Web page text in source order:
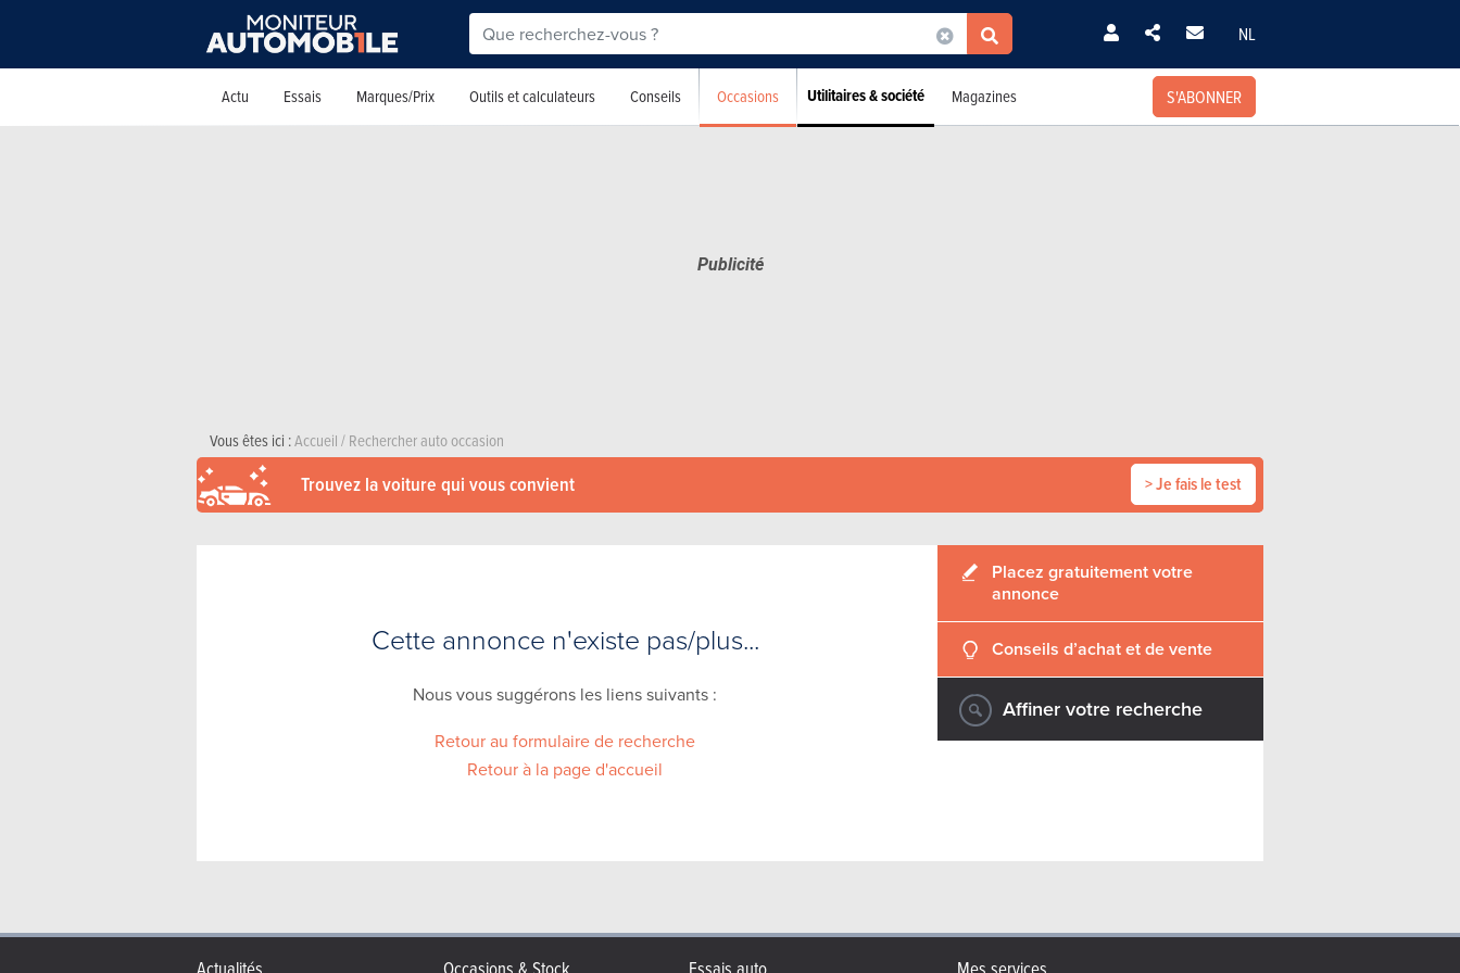
NL
Actu Essais Marques/Prix Outils et calculateurs Conseils Occasions Utilitaires & société Magazines S'ABONNER
Vous êtes ici :Accueil/Rechercher auto occasion
Trouvez la voiture qui vous convient > Je fais le test
Cette annonce n'existe pas/plus...
Nous vous suggérons les liens suivants :
Retour au formulaire de recherche
Retour à la page d'accueil
Placez gratuitement votre
annonce
Conseils d’achat et de vente
Affiner votre recherche
Actualités Occasions & Stock Essais auto Mes services